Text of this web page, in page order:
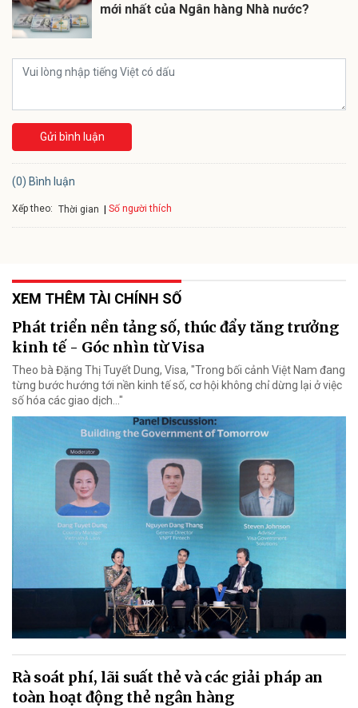
mới nhất của Ngân hàng Nhà nước?
Gửi bình luận
(0) Bình luận
Xếp theo: Thời gian Số người thích
XEM THÊM TÀI CHÍNH SỐ
Phát triển nền tảng số, thúc đẩy tăng trưởng
kinh tế - Góc nhìn từ Visa
Theo bà Đặng Thị Tuyết Dung, Visa, "Trong bối cảnh Việt Nam đang
từng bước hướng tới nền kinh tế số, cơ hội không chỉ dừng lại ở việc
số hóa các giao dịch..."
Rà soát phí, lãi suất thẻ và các giải pháp an
toàn hoạt động thẻ ngân hàng